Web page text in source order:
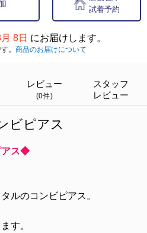
試着予約
8日 にお届けします。
。 商品のお届けについて
レビュー
(0件)
スタッフ
レビュー
ビピアス
アス◆
ルのコンビピアス。
す。